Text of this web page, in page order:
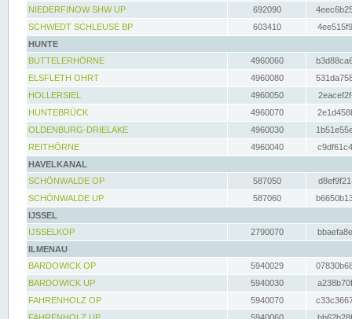
NIEDERFINOW SHW UP
692090
SCHWEDT SCHLEUSE BP
603410
HUNTE
BUTTELERHÖRNE
4960060
ELSFLETH OHRT
4960080
HOLLERSIEL
4960050
HUNTEBRÜCK
4960070
OLDENBURG-DRIELAKE
4960030
REITHÖRNE
4960040
HAVELKANAL
SCHÖNWALDE OP
587050
SCHÖNWALDE UP
587060
IJSSEL
IJSSELKOP
2790070
ILMENAU
BARDOWICK OP
5940029
BARDOWICK UP
5940030
FAHRENHOLZ OP
5940070